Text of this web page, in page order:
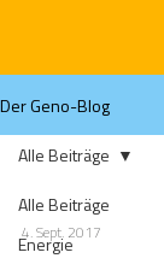
Der Geno-Blog
Alle Beiträge
Energie
Alle Beiträge
4. Sept. 2017